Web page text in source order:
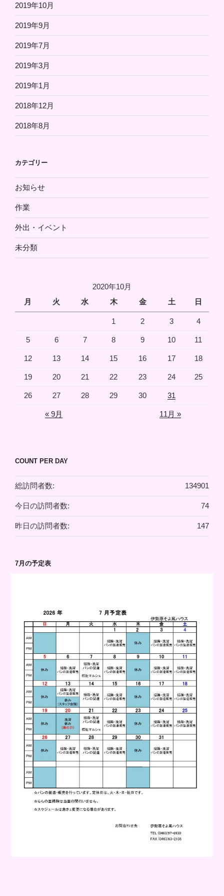
2019年10月
2019年9月
2019年7月
2019年3月
2019年1月
2018年12月
2018年8月
カテゴリー
お知らせ
作業
外出・イベント
未分類
2020年10月
月
火 水 木 金 土 日
1 2 3 4
5 6 7 8 9 10 11
12 13 14 15 16 17 18
19 20 21 22 23 24 25
26 27 28 29 30 31
« 9月 11月 »
COUNT PER DAY
134901
総訪問者数:
74
今日の訪問者数:
147
昨日の訪問者数:
7月の予定表